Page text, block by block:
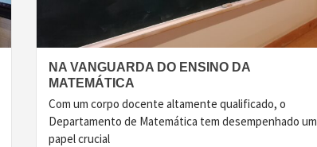
NA VANGUARDA DO ENSINO DA
MATEMÁTICA
Com um corpo docente altamente qualificado, o
Departamento de Matemática tem desempenhado um
papel crucial